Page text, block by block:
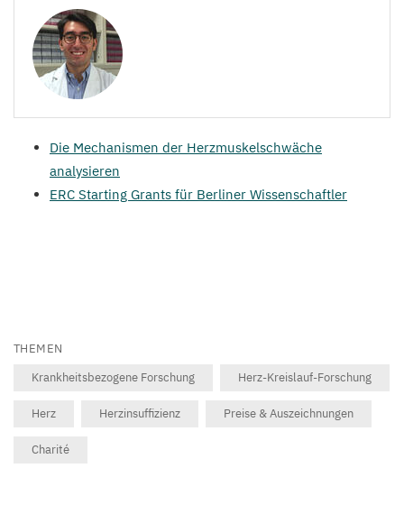
Die Mechanismen der Herzmuskelschwäche
analysieren
ERC Starting Grants für Berliner Wissenschaftler
THEMEN
Krankheitsbezogene Forschung
Herz-Kreislauf-Forschung
Herz Herzinsuffizienz Preise & Auszeichnungen
Charité